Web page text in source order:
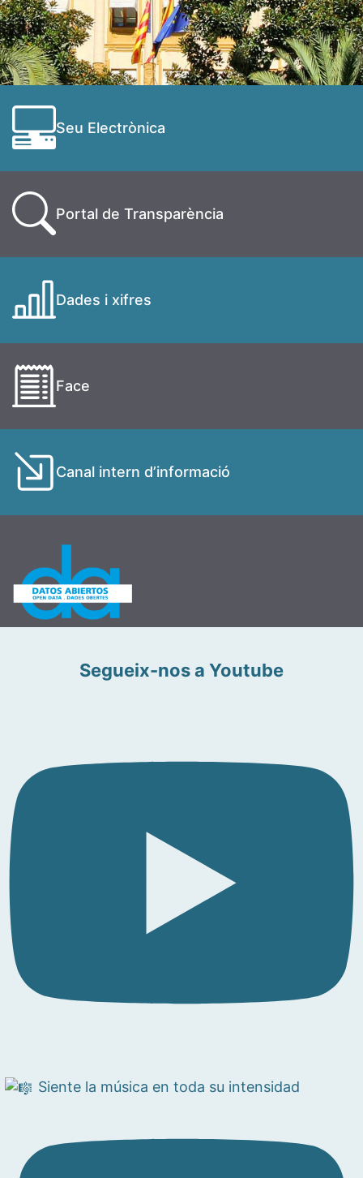
Seu Electrònica
Portal de Transparència
Dades i xifres
Face
Canal intern d’informació
Segueix-nos a Youtube
Siente la música en toda su intensidad